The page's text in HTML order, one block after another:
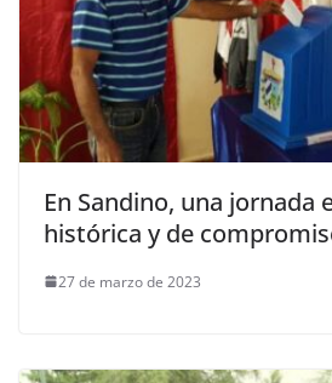
En Sandino, una jornada
histórica y de
27 de marzo de 2023